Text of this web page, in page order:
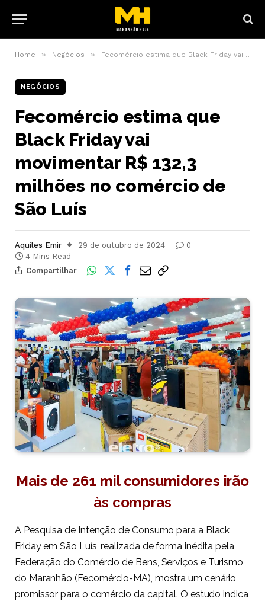
Home » Negócios » Fecomércio estima que Black Friday vai movimentar R$ 132,3 milhões no comércio de São Luís
NEGÓCIOS
Fecomércio estima que
Black Friday vai
movimentar R$ 132,3
milhões no comércio de
São Luís
Aquiles Emir 29 de outubro de 2024
0
4 Mins Read
Compartilhar
Mais de 261 mil consumidores irão
às compras
A Pesquisa de Intenção de Consumo para a Black
Friday em São Luís, realizada de forma inédita pela
Federação do Comércio de Bens, Serviços e Turismo
do Maranhão (Fecomércio-MA), mostra um cenário
promissor para o comércio da capital. O estudo indica